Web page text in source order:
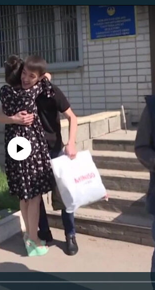
currently available